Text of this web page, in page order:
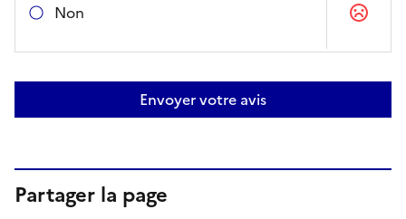
Non
Envoyer votre avis
Partager la page